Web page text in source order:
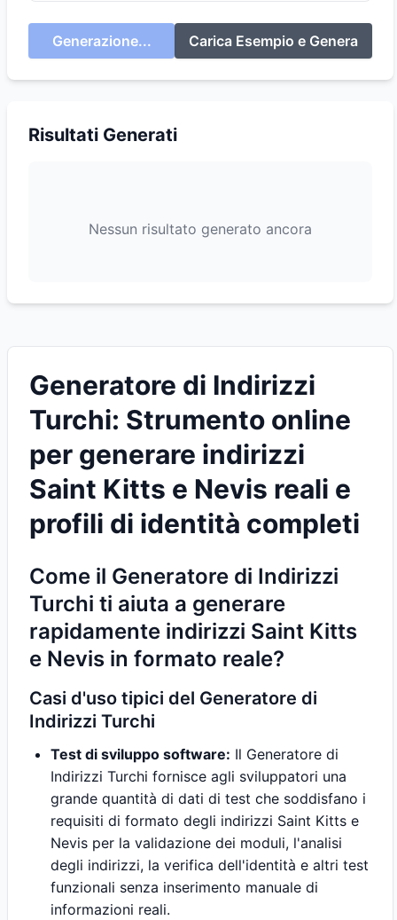
Generazione... Carica Esempio e Genera
Risultati Generati
Nessun risultato generato ancora
Generatore di Indirizzi
Turchi: Strumento online
per generare indirizzi
Saint Kitts e Nevis reali e
profili di identità completi
Come il Generatore di Indirizzi
Turchi ti aiuta a generare
rapidamente indirizzi Saint Kitts
e Nevis in formato reale?
Casi d'uso tipici del Generatore di
Indirizzi Turchi
Test di sviluppo software: Il Generatore di
Indirizzi Turchi fornisce agli sviluppatori una
grande quantità di dati di test che soddisfano i
requisiti di formato degli indirizzi Saint Kitts e
Nevis per la validazione dei moduli, l'analisi
degli indirizzi, la verifica dell'identità e altri test
funzionali senza inserimento manuale di
informazioni reali.